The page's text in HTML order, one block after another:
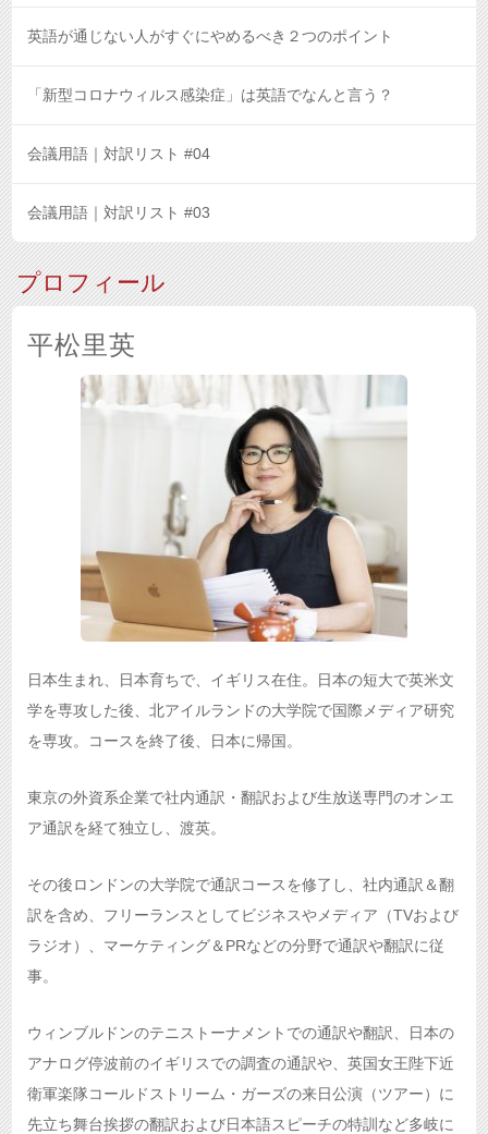
英語が通じない人がすぐにやめるべき２つのポイント
「新型コロナウィルス感染症」は英語でなんと言う？
会議用語｜対訳リスト #04
会議用語｜対訳リスト #03
プロフィール
平松里英
日本生まれ、日本育ちで、イギリス在住。日本の短大で英米文
学を専攻した後、北アイルランドの大学院で国際メディア研究
を専攻。コースを終了後、日本に帰国。
東京の外資系企業で社内通訳・翻訳および生放送専門のオンエ
ア通訳を経て独立し、渡英。
その後ロンドンの大学院で通訳コースを修了し、社内通訳＆翻
訳を含め、フリーランスとしてビジネスやメディア（TVおよび
ラジオ）、マーケティング＆PRなどの分野で通訳や翻訳に従
事。
ウィンブルドンのテニストーナメントでの通訳や翻訳、日本の
アナログ停波前のイギリスでの調査の通訳や、英国女王陛下近
衛軍楽隊コールドストリーム・ガーズの来日公演（ツアー）に
先立ち舞台挨拶の翻訳および日本語スピーチの特訓など多岐に